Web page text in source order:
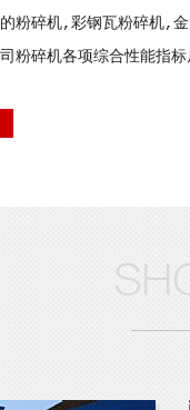
粉碎机,彩钢瓦粉碎机,
粉碎机各项综合性能指